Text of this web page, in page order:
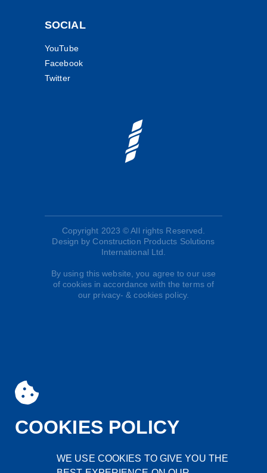
SOCIAL
YouTube
Facebook
Twitter
Copyright 2023 © All rights Reserved.
Design by Construction Products Solutions
International Ltd.
By using this website, you agree to our use
of cookies in accordance with the terms of
our privacy- & cookies policy.
COOKIES POLICY
WE USE COOKIES TO GIVE YOU THE